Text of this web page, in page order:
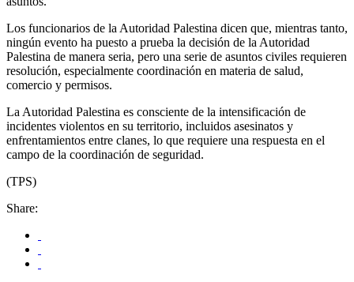
Los funcionarios de la Autoridad Palestina dicen que, mientras tanto,
ningún evento ha puesto a prueba la decisión de la Autoridad
Palestina de manera seria, pero una serie de asuntos civiles requieren
resolución, especialmente coordinación en materia de salud,
comercio y permisos.
La Autoridad Palestina es consciente de la intensificación de
incidentes violentos en su territorio, incluidos asesinatos y
enfrentamientos entre clanes, lo que requiere una respuesta en el
campo de la coordinación de seguridad.
(TPS)
Share: